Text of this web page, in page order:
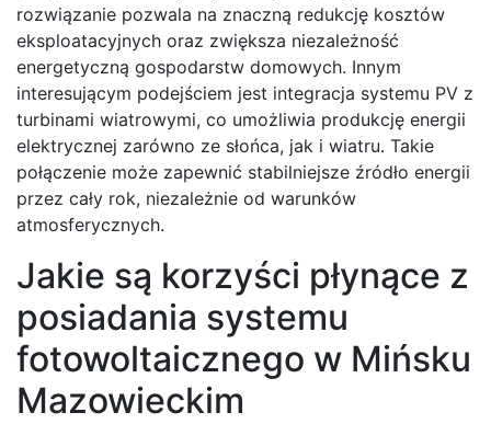
rozwiązanie pozwala na znaczną redukcję kosztów
eksploatacyjnych oraz zwiększa niezależność
energetyczną gospodarstw domowych. Innym
interesującym podejściem jest integracja systemu PV z
turbinami wiatrowymi, co umożliwia produkcję energii
elektrycznej zarówno ze słońca, jak i wiatru. Takie
połączenie może zapewnić stabilniejsze źródło energii
przez cały rok, niezależnie od warunków
atmosferycznych.
Jakie są korzyści płynące z
posiadania systemu
fotowoltaicznego w Mińsku
Mazowieckim